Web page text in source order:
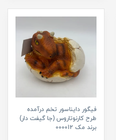
فیگور دایناسور تخم درآمده
طرح کارنوتاروس (جا گیفت دار)
برند مک 000012